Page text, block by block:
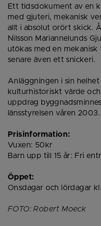
Ett tidsdokument av en
med gjuteri, mekanisk
allt i absolut orört skick.
Nilsson Mariannelunds
utökas med en
senare även ett snickeri.
Anläggningen i sin
kulturhistoriskt värde
uppdrag
länsstyrelsen våren 2003.
Prisinformation:
Vuxen: 50kr
Barn upp till 15 år: Fri
Öppet:
Onsdagar och lördagar
FOTO: Robert Moeck